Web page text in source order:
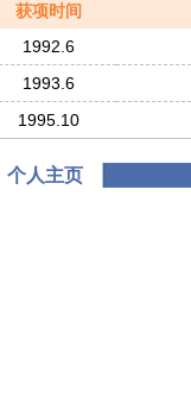
获项时间
1992.6
1993.6
1995.10
个人主页